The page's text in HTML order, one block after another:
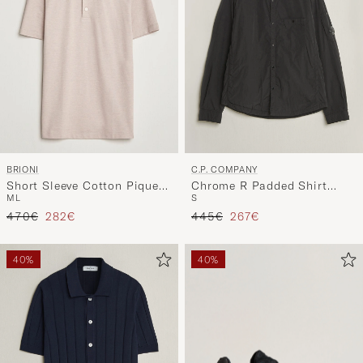
BRIONI
Short Sleeve Cotton Piquet
M L
Regulärer Preis
470€ Reduzierter Preis
282€
C.P. COMPANY
Chrome R Padded Shirt
Jacket Black
S
Regulärer Preis
445€ Reduzierter Preis
267€
40% 40%